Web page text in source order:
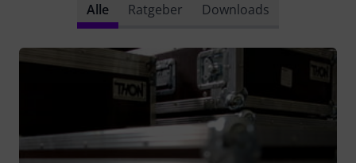
Alle Ratgeber Downloads